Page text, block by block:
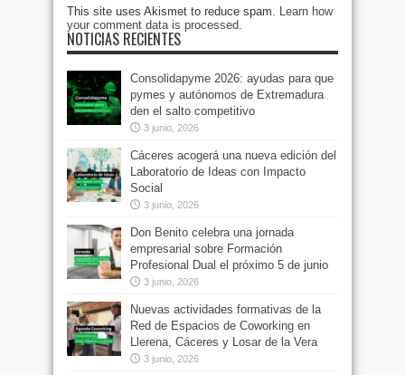
This site uses Akismet to reduce spam. Learn how
your comment data is processed.
NOTICIAS RECIENTES
Consolidapyme 2026: ayudas para que
pymes y autónomos de Extremadura
den el salto competitivo
3 junio, 2026
Cáceres acogerá una nueva edición del
Laboratorio de Ideas con Impacto
Social
3 junio, 2026
Don Benito celebra una jornada
empresarial sobre Formación
Profesional Dual el próximo 5 de junio
3 junio, 2026
Nuevas actividades formativas de la
Red de Espacios de Coworking en
Llerena, Cáceres y Losar de la Vera
3 junio, 2026